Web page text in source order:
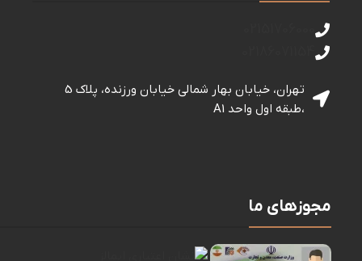
تهران، خیابان بهار شمالی خيابان ورزنده، پلاک 5
،طبقه اول واحد A1
مجوزهای ما